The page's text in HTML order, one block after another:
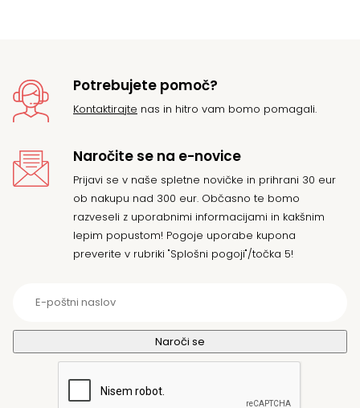
Potrebujete pomoč?
Kontaktirajte nas in hitro vam bomo pomagali.
Naročite se na e-novice
Prijavi se v naše spletne novičke in prihrani 30 eur
ob nakupu nad 300 eur. Občasno te bomo
razveseli z uporabnimi informacijami in kakšnim
lepim popustom! Pogoje uporabe kupona
preverite v rubriki "Splošni pogoji"/točka 5!